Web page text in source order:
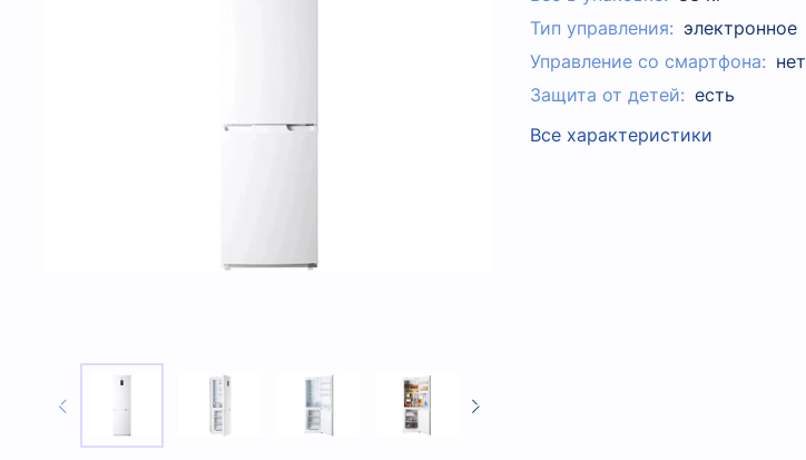
Тип управления: электронное
Управление со смартфона: нет
Защита от детей: есть
Все характеристики